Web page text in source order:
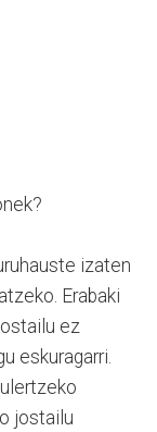
izaten
Erabaki
ez
eskuragarri.
jostailu